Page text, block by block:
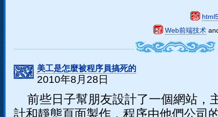
Web前端技术
美工是怎麼被程序員搞死的
2010年8月28日
前些日子幫朋友設計了一個網站，
計和靜態頁面製作，程序由他們公司